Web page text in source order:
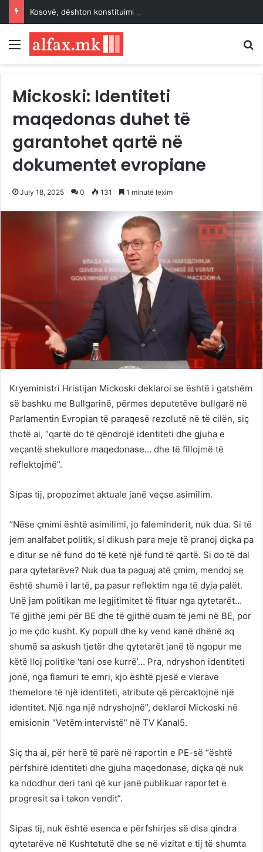
Menu
Mickoski: Identiteti
maqedonas duhet të
garantohet qartë në
dokumentet evropiane
July 18, 2025 0 131 1 minutë lexim
Kryeministri Hristijan Mickoski deklaroi se është i gatshëm
së bashku me Bullgarinë, përmes deputetëve bullgarë në
Parlamentin Evropian të paraqesë rezolutë në të cilën, siç
thotë ai, “qartë do të qëndrojë identiteti dhe gjuha e
veçantë shekullore maqedonase… dhe të fillojmë të
reflektojmë”.
Sipas tij, propozimet aktuale janë veçse asimilim.
“Nëse çmimi është asimilimi, jo faleminderit, nuk dua. Si të
jem analfabet politik, si dikush para meje të pranoj diçka pa
e ditur se në fund do të ketë një fund të qartë. Si do të dal
para qytetarëve? Nuk dua ta paguaj atë çmim, mendoj se
është shumë i lartë, pa pasur reflektim nga të dyja palët.
Unë jam politikan me legjitimitet të fituar nga qytetarët…
Të gjithë jemi për BE dhe të gjithë duam të jemi në BE, por
jo me çdo kusht. Ky popull dhe ky vend kanë dhënë aq
shumë sa askush tjetër dhe qytetarët janë të ngopur me
këtë lloj politike ‘tani ose kurrë’… Pra, ndryshon identiteti
jonë, nga flamuri te emri, kjo është pjesë e vlerave
themelore të një identiteti, atribute që përcaktojnë një
identitet. Një nga një ndryshojnë”, deklaroi Mickoski në
emisionin “Vetëm intervistë” në TV Kanal5.
Siç tha ai, për herë të parë në raportin e PE-së “është
përfshirë identiteti dhe gjuha maqedonase, diçka që nuk
ka ndodhur deri tani që kur janë publikuar raportet e
progresit sa i takon vendit”.
Sipas tij, nuk është esenca e përfshirjes së disa qindra
qytetarëve në Kushtetutë dhe se në vizitat e tij të shumta